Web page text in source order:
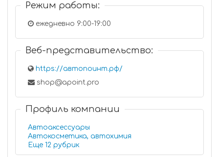
Режим работы:
ежедневно 9:00-19:00
Веб-представительство:
https://автопоинт.рф/
shop@apoint.pro
Профиль компании
Автоаксессуары
Автокосметика, автохимия
Еще 12 рубрик